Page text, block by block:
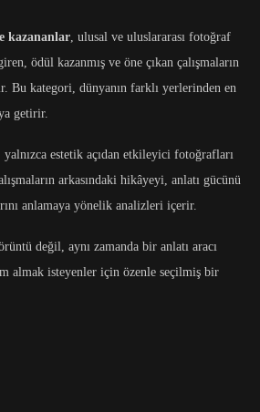
kazananlar, ulusal ve uluslararası fotoğraf
ödül kazanmış ve öne çıkan çalışmaların
Bu kategori, dünyanın farklı yerlerinden en
getirir.
estetik açıdan etkileyici fotoğrafları
arkasındaki hikâyeyi, anlatı gücünü
anlamaya yönelik analizleri içerir.
değil, aynı zamanda bir anlatı aracı
almak isteyenler için özenle seçilmiş bir